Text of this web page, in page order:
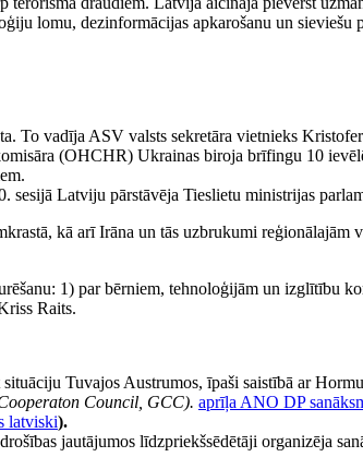
lomu, dezinformācijas apkarošanu un sieviešu
To vadīja ASV valsts sekretāra vietnieks
(OHCHR) Ukrainas biroja brīfingu 10
Latviju pārstāvēja Tieslietu ministrijas
kā arī Irāna un tās uzbrukumi
1) par bērniem, tehnoloģijām un izglītību
Raits.
Tuvajos Austrumos, īpaši saistībā ar
Council, GCC). aprīļa ANO DP
latviski).
jautājumos līdzpriekšsēdētāji organizēja